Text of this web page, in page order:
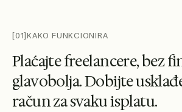
[01]KAKO FUNKCIONIRA
Plaćajtefreelancere,bezfi
glavobolja.Dobijteusklađ
računzasvakuisplatu.